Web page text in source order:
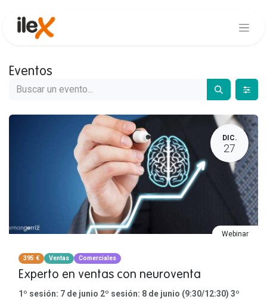
Eventos
DIC.
27
Webinar
395 € Ventas Comerciales
Experto en ventas con neuroventa
1º sesión: 7 de junio 2º sesión: 8 de junio (9:30/12:30) 3º